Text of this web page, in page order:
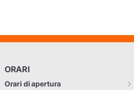
ORARI
Orari di apertura